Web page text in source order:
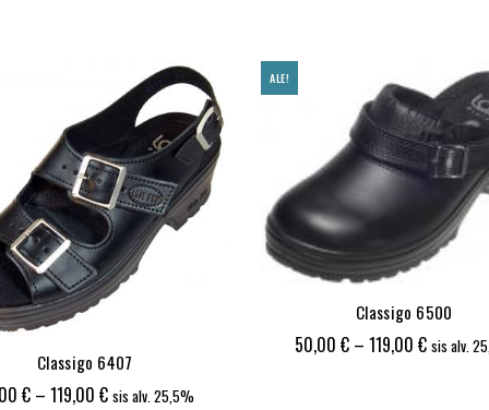
Classigo 6407
€ – 119,00 €Hintaluokka:
sis alv. 25,5%
ALE!
Classigo 6500
50,00€ – 119,00€ sis alv.